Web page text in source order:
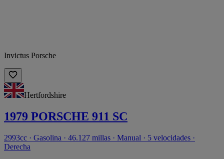
Invictus Porsche
Hertfordshire
1979 PORSCHE 911 SC
2993cc · Gasolina · 46.127 millas · Manual · 5 velocidades ·
Derecha